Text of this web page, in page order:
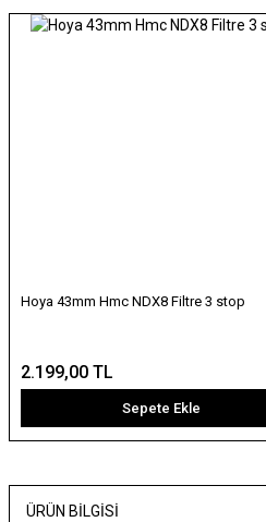
Hoya 43mm Hmc NDX8 Filtre 3 stop
2.199,00 TL
Sepete Ekle
ÜRÜN BILGISI